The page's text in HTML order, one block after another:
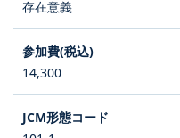
存在意義
14,300